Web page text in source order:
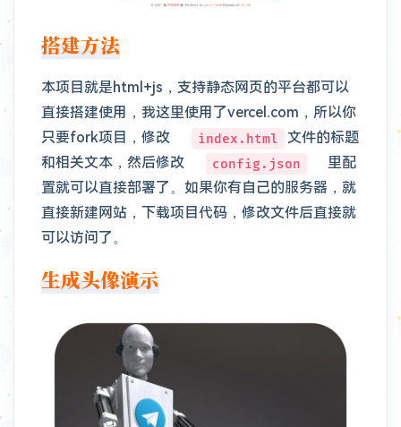
搭建方法
本项目就是html+js，支持静态网页的平台都可以
直接搭建使用，我这里使用了vercel.com，所以你
只要fork项目，修改
index.html
文件的标题
和相关文本，然后修改
config.json
里配
置就可以直接部署了。如果你有自己的服务器，就
直接新建网站，下载项目代码，修改文件后直接就
可以访问了。
生成头像演示